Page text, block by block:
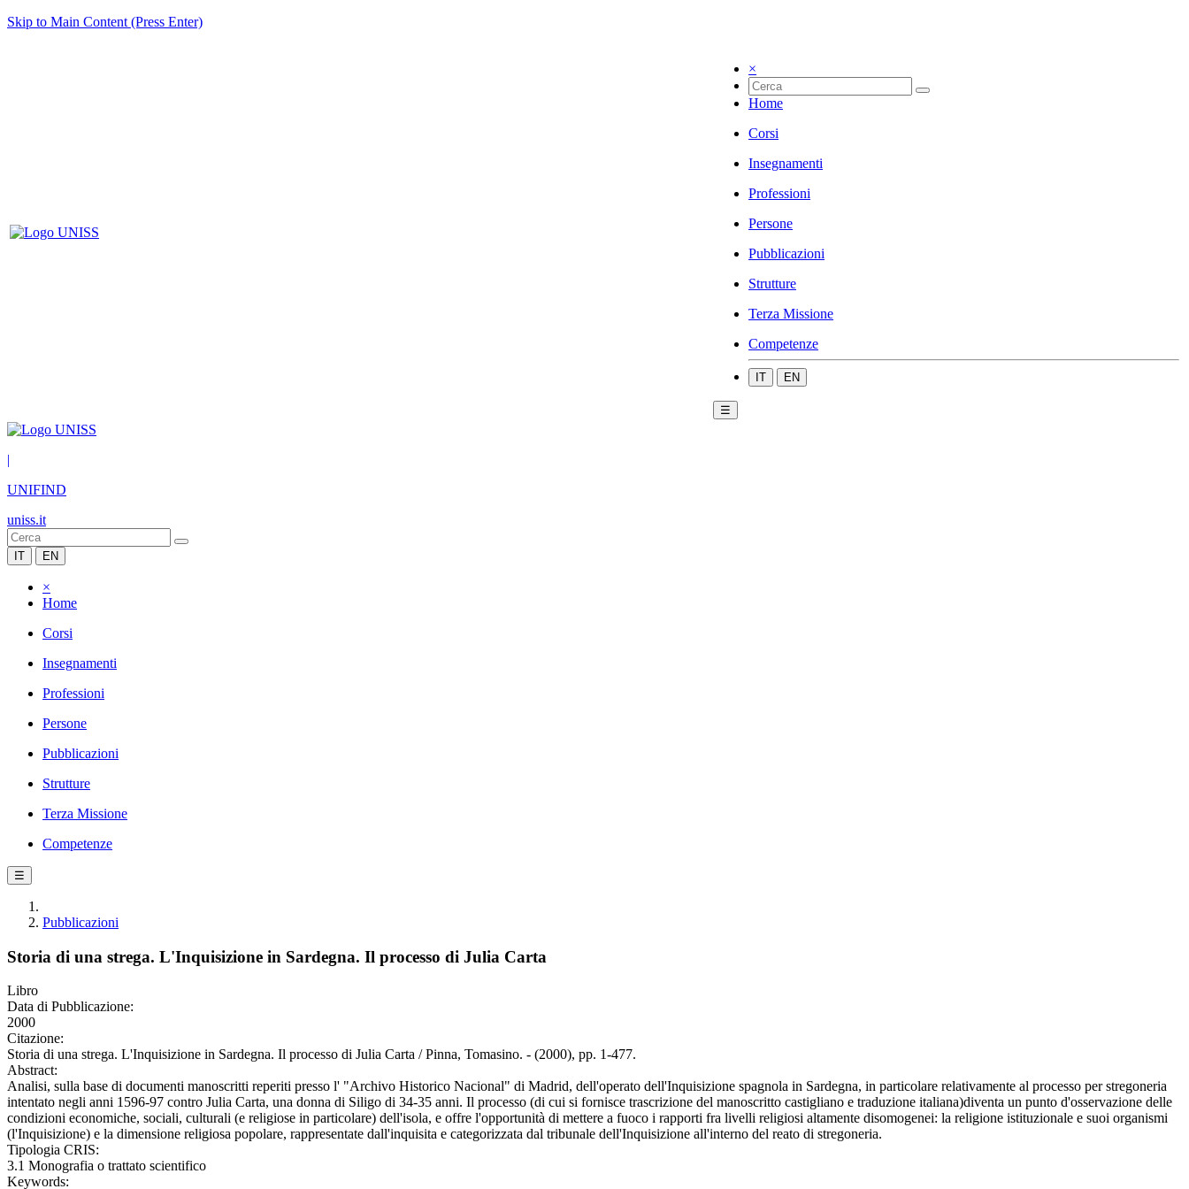
Skip to Main Content (Press Enter)
×
Home
Corsi
Insegnamenti
Professioni
Persone
Pubblicazioni
Strutture
Terza Missione
Competenze
IT EN
☰
|
UNIFIND
uniss.it
IT EN
×
Home
Corsi
Insegnamenti
Professioni
Persone
Pubblicazioni
Strutture
Terza Missione
Competenze
☰
Pubblicazioni
Storia di una strega. L'Inquisizione in Sardegna. Il processo di Julia Carta
Libro
Data di Pubblicazione:
2000
Citazione:
Storia di una strega. L'Inquisizione in Sardegna. Il processo di Julia Carta / Pinna, Tomasino. - (2000), pp. 1-477.
Abstract:
Analisi, sulla base di documenti manoscritti reperiti presso l' "Archivo Historico Nacional" di Madrid, dell'operato dell'Inquisizione spagnola in Sardegna, in particolare relativamente al processo per stregoneria
intentato negli anni 1596-97 contro Julia Carta, una donna di Siligo di 34-35 anni. Il processo (di cui si fornisce trascrizione del manoscritto castigliano e traduzione italiana)diventa un punto d'osservazione delle
condizioni economiche, sociali, culturali (e religiose in particolare) dell'isola, e offre l'opportunità di mettere a fuoco i rapporti fra livelli religiosi altamente disomogenei: la religione istituzionale e suoi organismi
(l'Inquisizione) e la dimensione religiosa popolare, rappresentate dall'inquisita e categorizzata dal tribunale dell'Inquisizione all'interno del reato di stregoneria.
Tipologia CRIS:
3.1 Monografia o trattato scientifico
Keywords: